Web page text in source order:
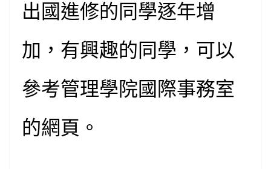
出國進修的同學逐年增
加，有興趣的同學，可以
參考管理學院國際事務室
的網頁。